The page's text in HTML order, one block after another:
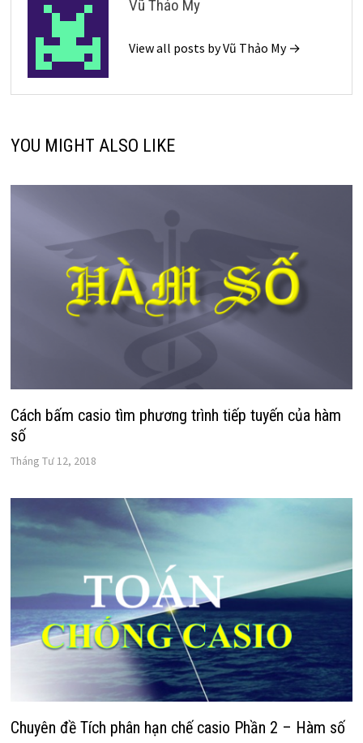
Vũ Thảo My
View all posts by Vũ Thảo My →
YOU MIGHT ALSO LIKE
Cách bấm casio tìm phương trình tiếp tuyến của hàm
số
Tháng Tư 12, 2018
Chuyên đề Tích phân hạn chế casio Phần 2 – Hàm số